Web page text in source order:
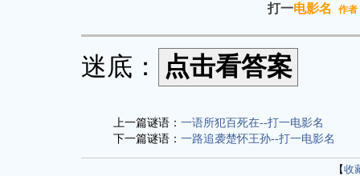
打一电影名 作者
迷底：
上一篇谜语： 一语所犯百死在--打一电影名
下一篇谜语： 一路追袭楚怀王孙--打一电影名
【收